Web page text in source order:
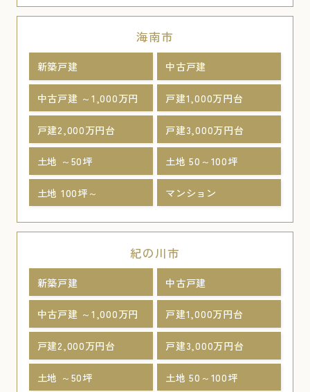
海南市
新築戸建 中古戸建
中古戸建 ～1,000万円 戸建1,000万円台
戸建2,000万円台 戸建3,000万円台
土地 ～50坪 土地 50～100坪
土地 100坪～ マンション
紀の川市
新築戸建 中古戸建
中古戸建 ～1,000万円 戸建1,000万円台
戸建2,000万円台 戸建3,000万円台
土地 ～50坪 土地 50～100坪